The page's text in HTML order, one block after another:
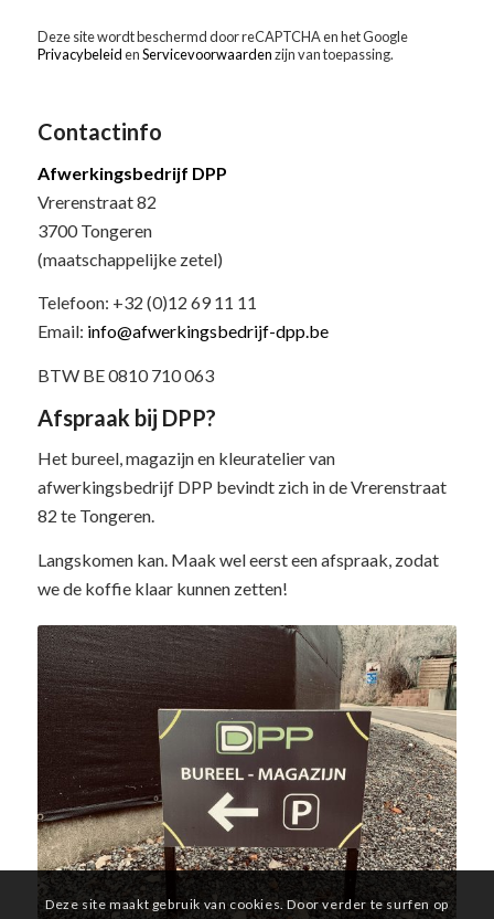
Deze site wordt beschermd door reCAPTCHA en het Google
PrivacybeleidenServicevoorwaardenzijn van toepassing.
Contactinfo
Afwerkingsbedrijf DPP
Vrerenstraat 82
3700 Tongeren
(maatschappelijke zetel)
Telefoon: +32 (0)12 69 11 11
Email: info@afwerkingsbedrijf-dpp.be
BTW BE 0810 710 063
Afspraak bij DPP?
Het bureel, magazijn en kleuratelier van
afwerkingsbedrijf DPP bevindt zich in de Vrerenstraat
82 te Tongeren.
Langskomen kan. Maak wel eerst een afspraak, zodat
we de koffie klaar kunnen zetten!
Deze site maakt gebruik van cookies. Door verder te surfen op